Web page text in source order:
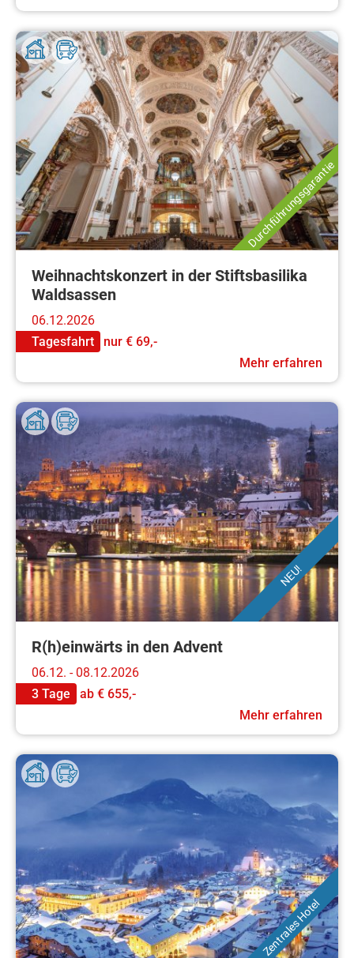
Durchführungsgarantie
Weihnachtskonzert in der Stiftsbasilika
Waldsassen
06.12.2026
Tagesfahrt
nur € 69,-
Mehr erfahren
NEU!
R(h)einwärts in den Advent
06.12. - 08.12.2026
3 Tage
ab € 655,-
Mehr erfahren
Zentrales Hotel